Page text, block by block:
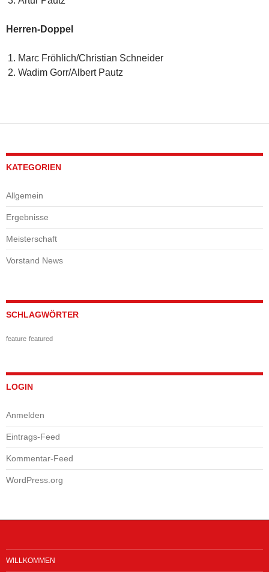
Herren-Doppel
Marc Fröhlich/Christian Schneider
Wadim Gorr/Albert Pautz
KATEGORIEN
Allgemein
Ergebnisse
Meisterschaft
Vorstand News
SCHLAGWÖRTER
feature featured
LOGIN
Anmelden
Eintrags-Feed
Kommentar-Feed
WordPress.org
WILLKOMMEN